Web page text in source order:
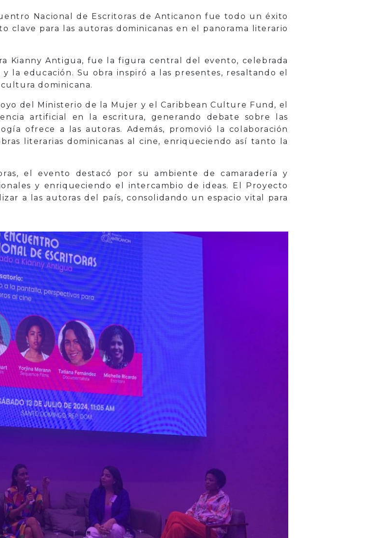
Nacional de Escritoras de Anticanon fue todo un éxito
clave para las autoras dominicanas en el panorama literario
Kianny Antigua, fue la figura central del evento, celebrada
educación. Su obra inspiró a las presentes, resaltando el
dominicana.
del Ministerio de la Mujer y el Caribbean Culture Fund, el
artificial en la escritura, generando debate sobre las
ofrece a las autoras. Además, promovió la colaboración
literarias dominicanas al cine, enriqueciendo así tanto la
el evento destacó por su ambiente de camaradería y
y enriqueciendo el intercambio de ideas. El Proyecto
a las autoras del país, consolidando un espacio vital para